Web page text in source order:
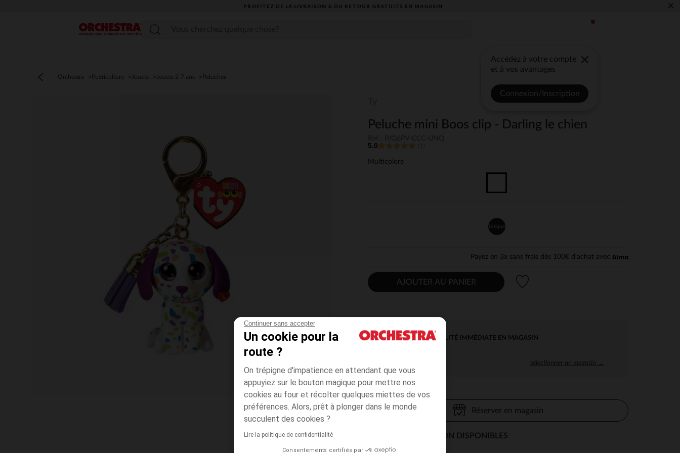
Continuer sans accepter
Un cookie pour la
route ?
On trépigne d'impatience en attendant que vous
appuyiez sur le bouton magique pour mettre nos
cookies au four et récolter quelques miettes de vos
préférences. Alors, prêt à plonger dans le monde
succulent des cookies ?
Lire la politique de confidentialité
Consentements certifiés par
PROFITEZ DE LA LIVRAISON & DU RETOUR GRATUITS EN MAGASIN​ ×
Menu
Accédez à votre compte
et à vos avantages
Connexion/Inscription
Orchestra Puériculture Jouets Jouets 2-7 ans Peluches
Peluche mini Boos clip - Darling le chien
5.0
Multicolore
Unique
Payez en 3x sans frais dès 100€ d'achat avec
AJOUTER AU PANIER
DISPONIBILITÉ IMMÉDIATE EN MAGASIN
sélectionner un magasin →
Réserver en magasin
MODES DE LIVRAISON DISPONIBLES